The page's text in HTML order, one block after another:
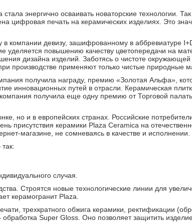
энергично осваивать новаторские технологии.
цифровая печать на керамических изделиях. Это
компании девизу, зашифрованному в аббревиатуре
повышению качеству цветопередачи на
дизайна изделий. Заботясь о чистоте
производстве применяют только чистые природные
получила награду, премию «Золотая Альфа»,
инновационных путей в отрасли. Керамическая
получила еще одну премию от Торговой
но и в европейских странах. Российские
присутствия керамики Plaza Ceramica на
магазине, не сомневаясь в качестве и исполнении.
случая.
Строятся новые технологические линии для
керамогранит Plaza.
трехкратного обжига керамики, ректификации
Super Gloss. Оно позволяет защитить